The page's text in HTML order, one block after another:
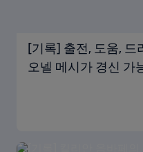
[기록] 출전, 도움, 드
오넬 메시가 경신 가